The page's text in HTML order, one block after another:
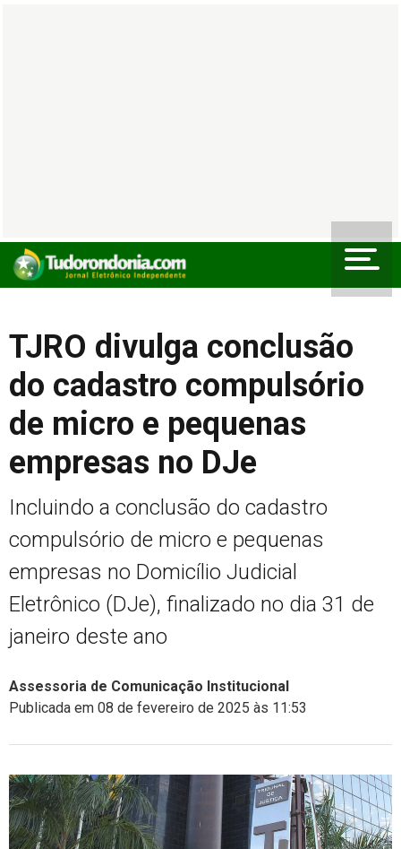
TJRO divulga conclusão
do cadastro compulsório
de micro e pequenas
empresas no DJe
Incluindo a conclusão do cadastro
compulsório de micro e pequenas
empresas no Domicílio Judicial
Eletrônico (DJe), finalizado no dia 31 de
janeiro deste ano
Assessoria de Comunicação Institucional
Publicada em 08 de fevereiro de 2025 às 11:53